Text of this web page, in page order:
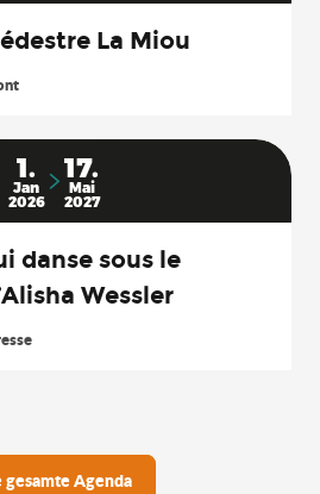
La Miou
1.
Jan
2026
17.
Mai
2027
danse sous le
Wessler
gesamte Agenda